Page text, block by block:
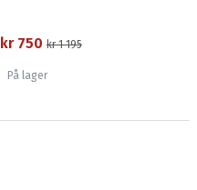
kr 750 kr 1 195
På lager